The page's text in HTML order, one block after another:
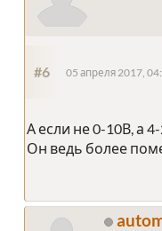
#6 05 апреля 2017,
А если не 0-10В, а
Он ведь более